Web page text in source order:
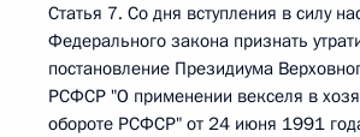
Статья 7. Со дня вступления в силу
Федерального закона признать
постановление Президиума
РСФСР "О применении векселя в
обороте РСФСР" от 24 июня 1991